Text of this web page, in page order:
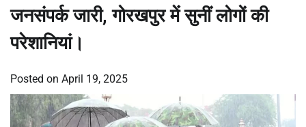
जनसंपर्क जारी, गोरखपुर में सुनीं लोगों की
परेशानियां।
Posted on April 19, 2025